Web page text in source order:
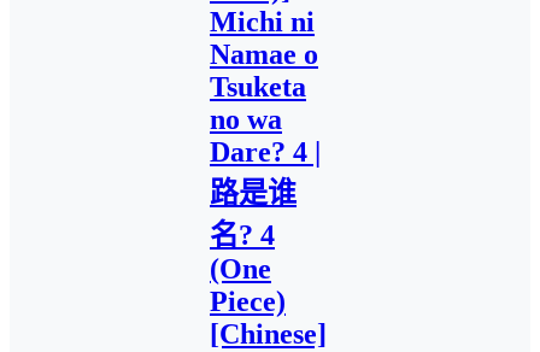
Michi ni
Namae o
Tsuketa
no wa
Dare? 4 |
路是谁
名? 4
(One
Piece)
[Chinese]